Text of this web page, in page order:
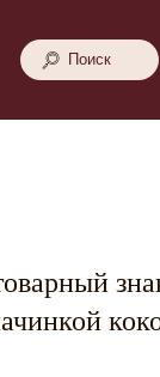
Поиск